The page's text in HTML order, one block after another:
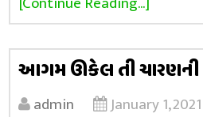
આગમ ઊકેલ તી ચારણની
admin January 1, 2021